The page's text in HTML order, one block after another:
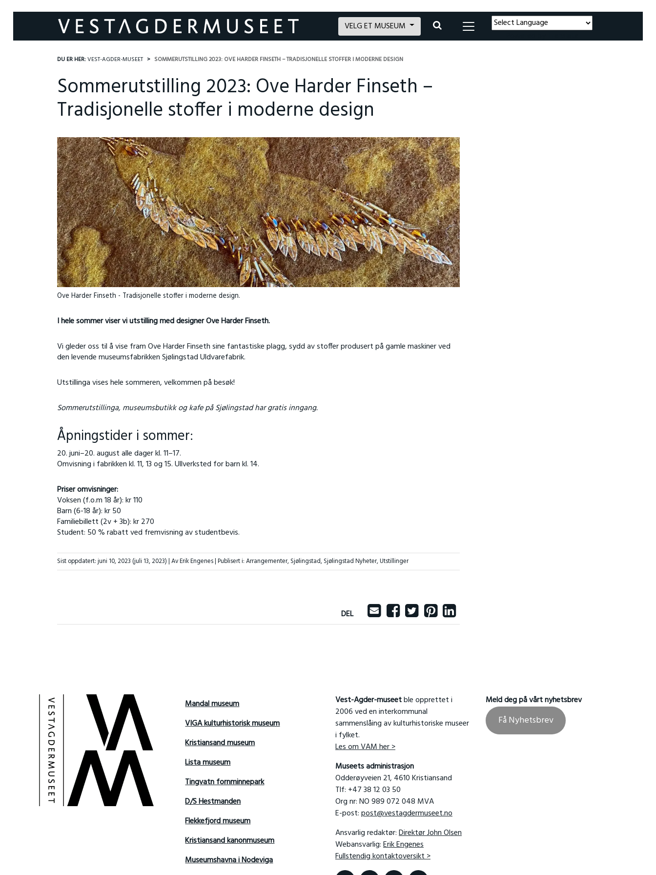
VELG ET MUSEUM
DU ER HER:VEST-AGDER-MUSEET SOMMERUTSTILLING 2023: OVE HARDER FINSETH – TRADISJONELLE STOFFER I MODERNE DESIGN
Sommerutstilling 2023: Ove Harder Finseth –
Tradisjonelle stoffer i moderne design
Ove Harder Finseth - Tradisjonelle stoffer i moderne design.
I hele sommer viser vi utstilling med designer Ove Harder Finseth.
Vi gleder oss til å vise fram Ove Harder Finseth sine fantastiske plagg, sydd av stoffer produsert på gamle maskiner ved
den levende museumsfabrikken Sjølingstad Uldvarefabrik.
Utstillinga vises hele sommeren, velkommen på besøk!
Sommerutstillinga, museumsbutikk og kafe på Sjølingstad har gratis inngang.
Åpningstider i sommer:
20. juni–20. august alle dager kl. 11–17.
Omvisning i fabrikken kl. 11, 13 og 15. Ullverksted for barn kl. 14.
Priser omvisninger:
Voksen (f.o.m 18 år): kr 110
Barn (6-18 år): kr 50
Familiebillett (2v + 3b): kr 270
Student: 50 % rabatt ved fremvisning av studentbevis.
Sist oppdatert:juni 10, 2023 (juli 13, 2023)| Av Erik Engenes |Publisert i:Arrangementer,Sjølingstad,Sjølingstad Nyheter,Utstillinger
DEL
Mandal museum
VIGA kulturhistorisk museum
Kristiansand museum
Lista museum
Tingvatn fornminnepark
D/S Hestmanden
Flekkefjord museum
Kristiansand kanonmuseum
Museumshavna i Nodeviga
Vest-Agder-museetble opprettet i
2006 ved en interkommunal
sammenslåing av kulturhistoriske museer
i fylket.
Les om VAM her >
Museets administrasjon
Odderøyveien 21, 4610 Kristiansand
Tlf: +47 38 12 03 50
Org nr: NO 989 072 048 MVA
E-post:post@vestagdermuseet.no
Ansvarlig redaktør:Direktør John Olsen
Webansvarlig:Erik Engenes
Fullstendig kontaktoversikt >
Meld deg på vårt nyhetsbrev
Få Nyhetsbrev